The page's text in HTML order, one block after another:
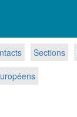
Sections